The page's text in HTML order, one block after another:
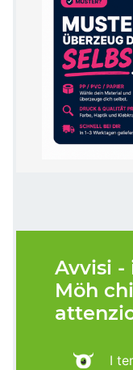
Avvisi
Möh
I